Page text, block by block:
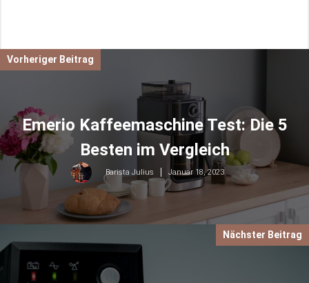
Vorheriger Beitrag
Emerio Kaffeemaschine Test: Die 5
Besten im Vergleich
Barista Julius Januar 18, 2023
Nächster Beitrag